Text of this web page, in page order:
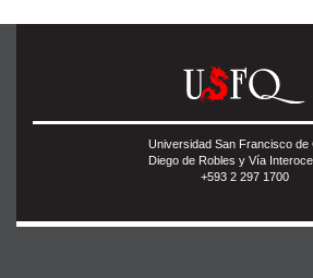
Universidad San Francisco de
Diego de Robles y Vía
+593 2 297 1700